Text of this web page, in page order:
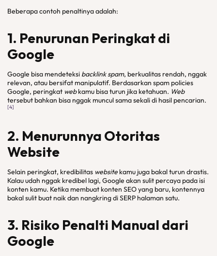
Beberapa contoh penaltinya adalah:
1. Penurunan Peringkat di
Google
Google bisa mendeteksi backlink spam, berkualitas rendah, nggak
relevan, atau bersifat manipulatif. Berdasarkan spam policies
Google, peringkat webkamu bisa turun jika ketahuan. Web
tersebut bahkan bisa nggak muncul sama sekali di hasil pencarian.
[4]
2. Menurunnya Otoritas
Website
Selain peringkat, kredibilitas website kamu juga bakal turun drastis.
Kalau udah nggak kredibel lagi, Google akan sulit percaya pada isi
konten kamu. Ketika membuat konten SEO yang baru, kontennya
bakal sulit buat naik dan nangkring di SERP halaman satu.
3. Risiko Penalti Manual dari
Google